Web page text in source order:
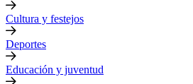
Cultura y festejos
Deportes
Educación y juventud